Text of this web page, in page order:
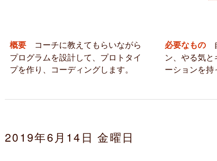
概要 コーチに教えてもらいながら
プログラムを設計して、プロトタイ
プを作り、コーディングします。
必要なもの
ン、やる気
ーションを
2019年6月14日 金曜日